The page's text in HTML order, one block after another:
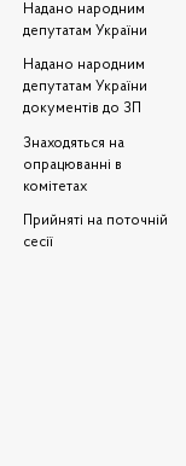
Надано народним
депутатам України
Надано народним
депутатам України
документів до ЗП
Знаходяться на
опрацюванні в
комітетах
Прийняті на поточній
сесії